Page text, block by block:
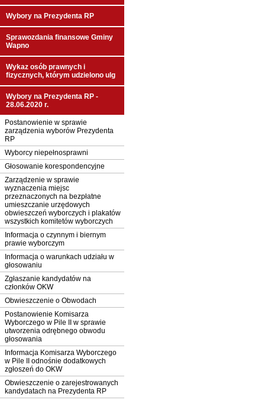
Wybory na Prezydenta RP
Sprawozdania finansowe Gminy
Wapno
Wykaz osób prawnych i
fizycznych, którym udzielono ulg
Wybory na Prezydenta RP -
28.06.2020 r.
Postanowienie w sprawie
zarządzenia wyborów Prezydenta
RP
Wyborcy niepełnosprawni
Głosowanie korespondencyjne
Zarządzenie w sprawie
wyznaczenia miejsc
przeznaczonych na bezpłatne
umieszczanie urzędowych
obwieszczeń wyborczych i plakatów
wszystkich komitetów wyborczych
Informacja o czynnym i biernym
prawie wyborczym
Informacja o warunkach udziału w
głosowaniu
Zgłaszanie kandydatów na
członków OKW
Obwieszczenie o Obwodach
Postanowienie Komisarza
Wyborczego w Pile II w sprawie
utworzenia odrębnego obwodu
głosowania
Informacja Komisarza Wyborczego
w Pile II odnośnie dodatkowych
zgłoszeń do OKW
Obwieszczenie o zarejestrowanych
kandydatach na Prezydenta RP